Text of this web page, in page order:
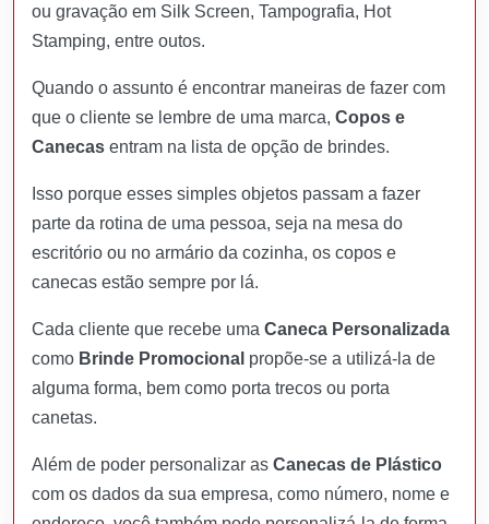
ou gravação em Silk Screen, Tampografia, Hot
Stamping, entre outos.
Quando o assunto é encontrar maneiras de fazer com
que o cliente se lembre de uma marca, Copos e
Canecas entram na lista de opção de brindes.
Isso porque esses simples objetos passam a fazer
parte da rotina de uma pessoa, seja na mesa do
escritório ou no armário da cozinha, os copos e
canecas estão sempre por lá.
Cada cliente que recebe uma Caneca Personalizada
como Brinde Promocional propõe-se a utilizá-la de
alguma forma, bem como porta trecos ou porta
canetas.
Além de poder personalizar as Canecas de Plástico
com os dados da sua empresa, como número, nome e